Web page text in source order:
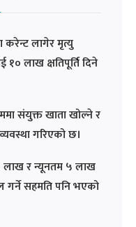
करेन्ट लागेर मृत्यु
लाख क्षतिपूर्ति दिने
संयुक्त खाता खोल्ने र
गरिएको छ।
लाख र न्यूनतम ५ लाख
गर्ने सहमति पनि भएको